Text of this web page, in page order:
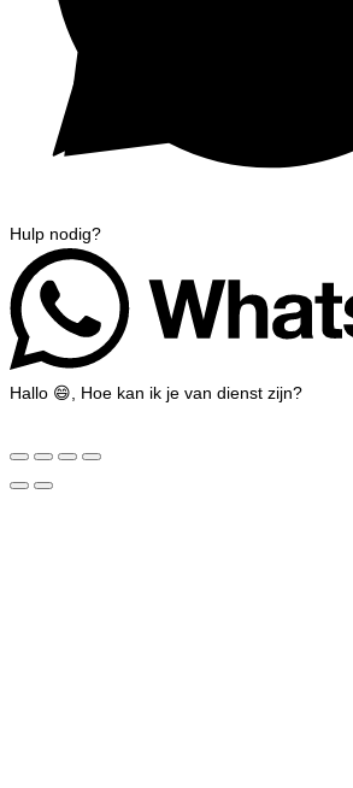
Hulp nodig?
Hallo 😄, Hoe kan ik je van dienst zijn?